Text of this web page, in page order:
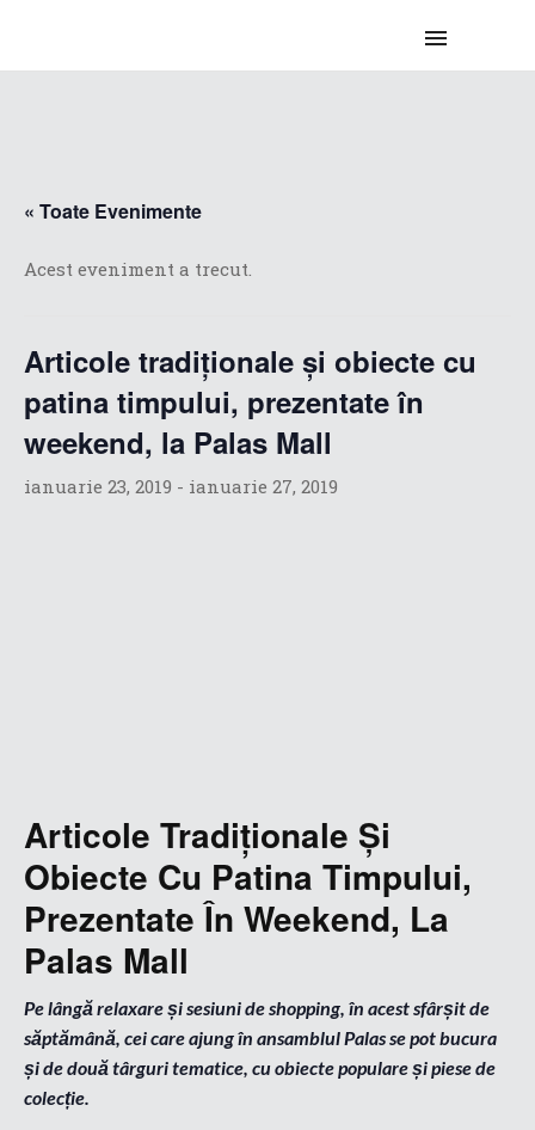
« Toate Evenimente
Acest eveniment a trecut.
Articole tradiționale și obiecte cu
patina timpului, prezentate în
weekend, la Palas Mall
ianuarie 23, 2019 - ianuarie 27, 2019
Articole Tradiționale Și
Obiecte Cu Patina Timpului,
Prezentate În Weekend, La
Palas Mall
Pe lângă relaxare și sesiuni de shopping, în acest sfârșit de
săptămână, cei care ajung în ansamblul Palas se pot bucura
și de două târguri tematice, cu obiecte populare și piese de
colecție.